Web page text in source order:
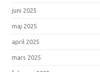
juni 2025
maj 2025
april 2025
mars 2025